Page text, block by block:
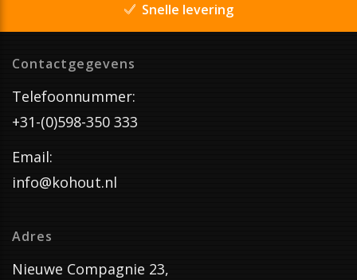
Snelle levering
Contactgegevens
Telefoonnummer:
+31-(0)598-350 333
Email:
info@kohout.nl
Adres
Nieuwe Compagnie 23,